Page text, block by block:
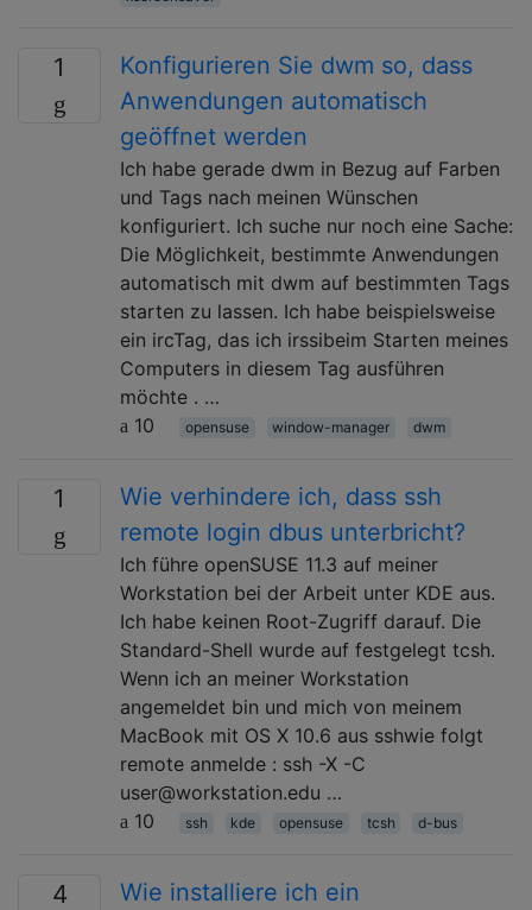
1
Konfigurieren Sie dwm so, dass
Anwendungen automatisch
geöffnet werden
Ich habe gerade dwm in Bezug auf Farben
und Tags nach meinen Wünschen
konfiguriert. Ich suche nur noch eine Sache:
Die Möglichkeit, bestimmte Anwendungen
automatisch mit dwm auf bestimmten Tags
starten zu lassen. Ich habe beispielsweise
ein ircTag, das ich irssibeim Starten meines
Computers in diesem Tag ausführen
möchte . …
10
opensuse window-manager dwm
1
Wie verhindere ich, dass ssh
remote login dbus unterbricht?
Ich führe openSUSE 11.3 auf meiner
Workstation bei der Arbeit unter KDE aus.
Ich habe keinen Root-Zugriff darauf. Die
Standard-Shell wurde auf festgelegt tcsh.
Wenn ich an meiner Workstation
angemeldet bin und mich von meinem
MacBook mit OS X 10.6 aus sshwie folgt
remote anmelde : ssh -X -C
user@workstation.edu …
10
ssh kde opensuse tcsh d-bus
4
Wie installiere ich ein